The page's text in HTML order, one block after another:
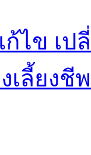
ก้ไข เ
เลี้ยงชีพ